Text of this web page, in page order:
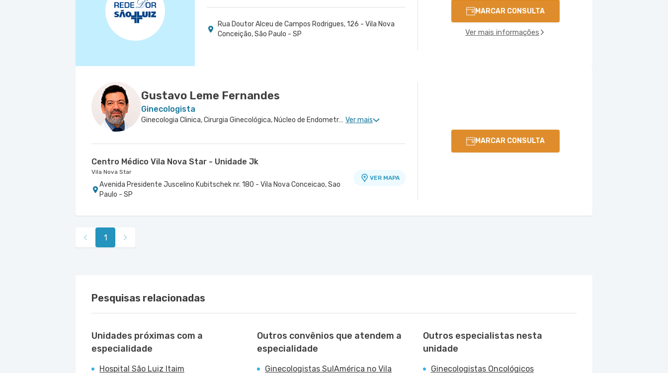
Rua Doutor Alceu de Campos Rodrigues, 126 - Vila Nova
Conceição, São Paulo - SP
MARCAR CONSULTA
Ver mais informações
Gustavo Leme Fernandes
Ginecologista
Ginecologia Clinica, Cirurgia Ginecológica, Núcleo de Endometriose, Cirurgia Oncológica Ginecológica, Ginecologia Oncológica Ver mais
MARCAR CONSULTA
Centro Médico Vila Nova Star - Unidade Jk
Vila Nova Star
Avenida Presidente Juscelino Kubitschek nr. 180 - Vila Nova Conceicao, Sao
Paulo - SP
VER MAPA
1
Pesquisas relacionadas
Unidades próximas com a
especialidade
Hospital São Luiz Itaim
Outros convênios que atendem a
especialidade
Ginecologistas SulAmérica no Vila
Outros especialistas nesta
unidade
Ginecologistas Oncológicos